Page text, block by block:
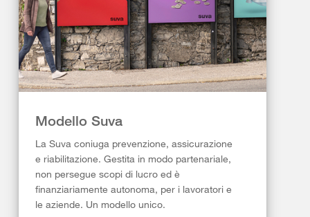
Modello Suva
La Suva coniuga prevenzione, assicurazione
e riabilitazione. Gestita in modo partenariale,
non persegue scopi di lucro ed è
finanziariamente autonoma, per i lavoratori e
le aziende. Un modello unico.